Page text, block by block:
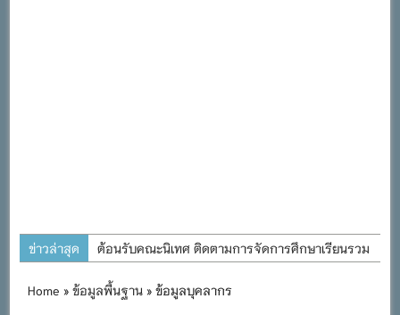
ข่าวล่าสุด
ต้อนรับคณะนิเทศ ติดตามการจัดการศึกษาเรียนรวม
การอบรมการจัดทำแผนพัฒนาการจัดการศึกษาและ
Home »ข้อมูลพื้นฐาน » ข้อมูลบุคลากร